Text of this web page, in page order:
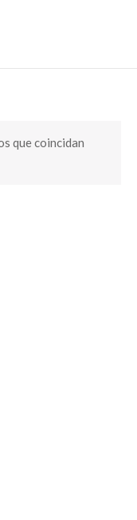
que coincidan